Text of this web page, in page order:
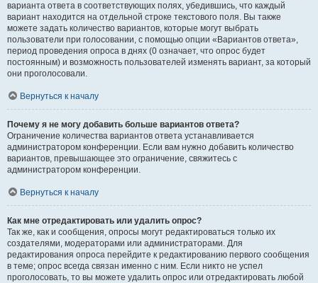
варианта ответа в соответствующих полях, убедившись, что каждый
вариант находится на отдельной строке текстового поля. Вы также
можете задать количество вариантов, которые могут выбрать
пользователи при голосовании, с помощью опции «Вариантов ответа»,
период проведения опроса в днях (0 означает, что опрос будет
постоянным) и возможность пользователей изменять вариант, за который
они проголосовали.
Вернуться к началу
Почему я не могу добавить больше вариантов ответа?
Ограничение количества вариантов ответа устанавливается
администратором конференции. Если вам нужно добавить количество
вариантов, превышающее это ограничение, свяжитесь с
администратором конференции.
Вернуться к началу
Как мне отредактировать или удалить опрос?
Так же, как и сообщения, опросы могут редактироваться только их
создателями, модераторами или администраторами. Для
редактирования опроса перейдите к редактированию первого сообщения
в теме; опрос всегда связан именно с ним. Если никто не успел
проголосовать, то вы можете удалить опрос или отредактировать любой